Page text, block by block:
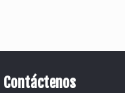
Contáctenos